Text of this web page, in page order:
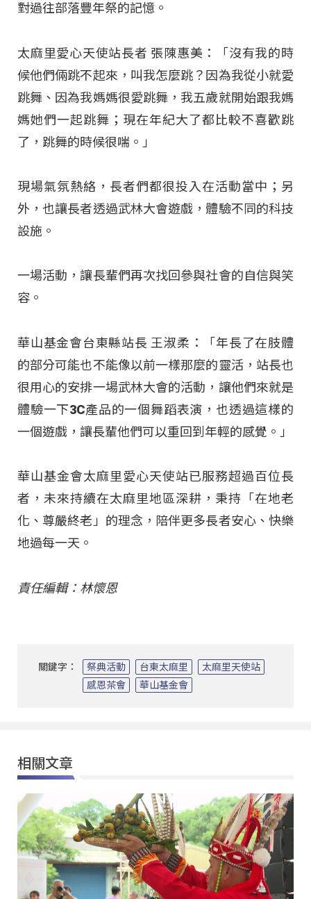
對過往部落豐年祭的記憶。
太麻里愛心天使站長者 張陳惠美：「沒有我的時
候他們倆跳不起來，叫我怎麼跳？因為我從小就愛
跳舞、因為我媽媽很愛跳舞，我五歲就開始跟我媽
媽她們一起跳舞；現在年紀大了都比較不喜歡跳
了，跳舞的時候很喘。」
現場氣氛熱絡，長者們都很投入在活動當中；另
外，也讓長者透過武林大會遊戲，體驗不同的科技
設施。
一場活動，讓長輩們再次找回參與社會的自信與笑
容。
華山基金會台東縣站長 王淑柔：「年長了在肢體
的部分可能也不能像以前一樣那麼的靈活，站長也
很用心的安排一場武林大會的活動，讓他們來就是
體驗一下3C產品的一個舞蹈表演，也透過這樣的
一個遊戲，讓長輩他們可以重回到年輕的感覺。」
華山基金會太麻里愛心天使站已服務超過百位長
者，未來持續在太麻里地區深耕，秉持「在地老
化、尊嚴終老」的理念，陪伴更多長者安心、快樂
地過每一天。
責任編輯：林懷恩
關鍵字： 祭典活動 台東太麻里
太麻里天使站
感恩茶會
華山基金會
相關文章